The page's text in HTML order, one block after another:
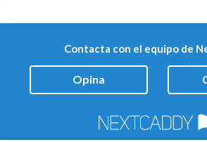
Contacta con el equipo de
Opina